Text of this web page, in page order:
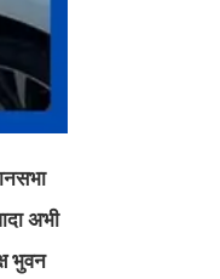
अभी
भुवन